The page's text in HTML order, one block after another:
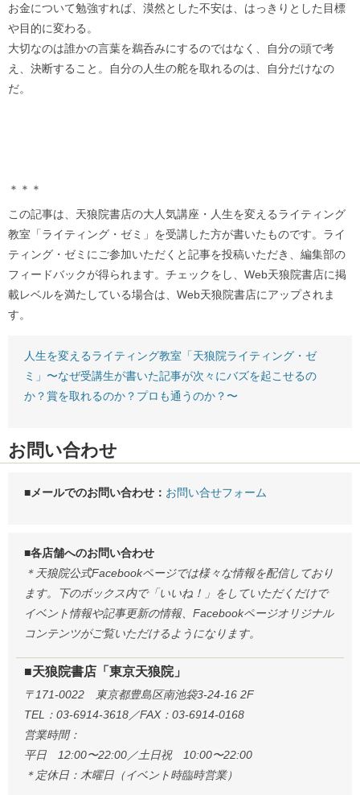
お金について勉強すれば、漠然とした不安は、はっきりとした目標
や目的に変わる。
大切なのは誰かの言葉を鵜呑みにするのではなく、自分の頭で考
え、決断すること。自分の人生の舵を取れるのは、自分だけなの
だ。
＊＊＊
この記事は、天狼院書店の大人気講座・人生を変えるライティング
教室「ライティング・ゼミ」を受講した方が書いたものです。ライ
ティング・ゼミにご参加いただくと記事を投稿いただき、編集部の
フィードバックが得られます。チェックをし、Web天狼院書店に掲
載レベルを満たしている場合は、Web天狼院書店にアップされま
す。
人生を変えるライティング教室「天狼院ライティング・ゼ
ミ」〜なぜ受講生が書いた記事が次々にバズを起こせるの
か？賞を取れるのか？プロも通うのか？〜
お問い合わせ
■メールでのお問い合わせ： お問い合せフォーム
■各店舗へのお問い合わせ
＊天狼院公式Facebookページでは様々な情報を配信しており
ます。下のボックス内で「いいね！」をしていただくだけで
イベント情報や記事更新の情報、Facebookページオリジナル
コンテンツがご覧いただけるようになります。
■天狼院書店「東京天狼院」
〒171-0022 東京都豊島区南池袋3-24-16 2F
TEL：03-6914-3618／FAX：03-6914-0168
営業時間：
平日 12:00〜22:00／土日祝 10:00〜22:00
＊定休日：木曜日（イベント時臨時営業）